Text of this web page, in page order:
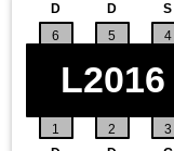
1 2 3
4
S
D
5
6
D
L2016